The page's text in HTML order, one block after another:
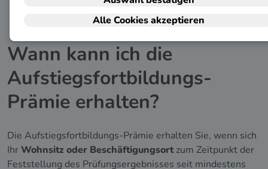
Wann kann ich die
Aufstiegsfortbildungs-
Prämie erhalten?
Die Aufstiegsfortbildungs-Prämie erhalten Sie, wenn sich
IhrWohnsitz oder Beschäftigungsortzum Zeitpunkt der
Feststellung des Prüfungsergebnisses seit mindestens